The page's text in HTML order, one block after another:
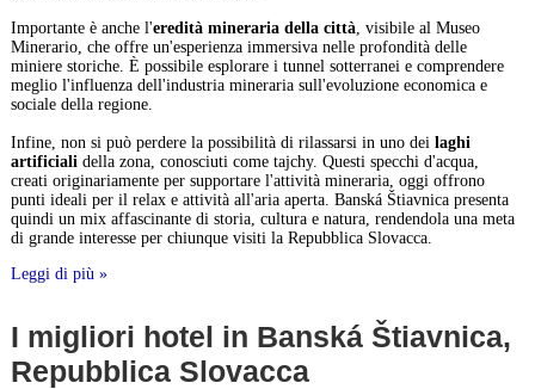
Importante è anche l'eredità mineraria della città, visibile al Museo
Minerario, che offre un'esperienza immersiva nelle profondità delle
miniere storiche. È possibile esplorare i tunnel sotterranei e comprendere
meglio l'influenza dell'industria mineraria sull'evoluzione economica e
sociale della regione.
Infine, non si può perdere la possibilità di rilassarsi in uno dei laghi
artificialidella zona, conosciuti come tajchy. Questi specchi d'acqua,
creati originariamente per supportare l'attività mineraria, oggi offrono
punti ideali per il relax e attività all'aria aperta. Banská Štiavnica presenta
quindi un mix affascinante di storia, cultura e natura, rendendola una meta
di grande interesse per chiunque visiti la Repubblica Slovacca.
Leggi di più »
I migliori hotel in Banská Štiavnica,
Repubblica Slovacca